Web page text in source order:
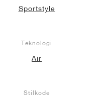
Sportstyle
Teknologi
Air
Stilkode